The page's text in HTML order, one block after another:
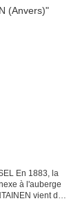
En 1883, la
à l'auberge
vient des